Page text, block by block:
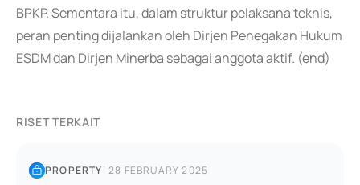
BPKP. Sementara itu, dalam struktur pelaksana teknis,
peran penting dijalankan oleh Dirjen Penegakan Hukum
ESDM dan Dirjen Minerba sebagai anggota aktif. (end)
RISET TERKAIT
PROPERTY|28 FEBRUARY 2025